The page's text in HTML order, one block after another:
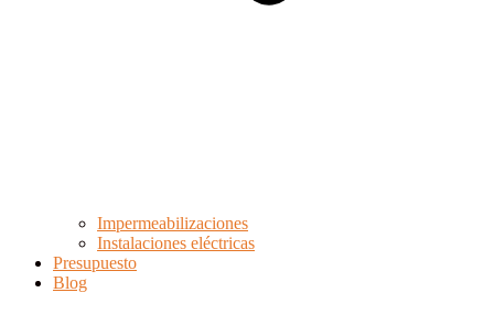
Impermeabilizaciones
Instalaciones eléctricas
Presupuesto
Blog